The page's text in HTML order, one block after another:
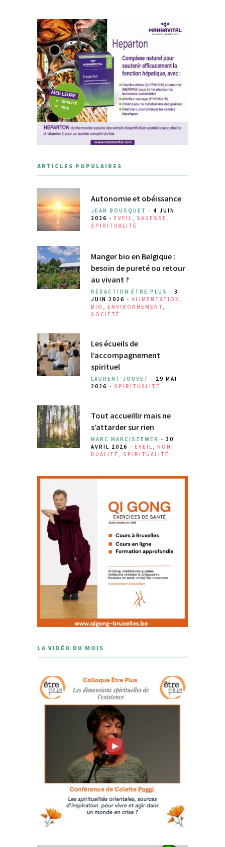
ARTICLES POPULAIRES
Autonomie et obéissance
JEAN BOUSQUET - 4 JUIN
2026 - EVEIL , SAGESSE ,
SPIRITUALITÉ
Manger bio en Belgique :
besoin de pureté ou retour
au vivant ?
RÉDACTION ÊTRE PLUS - 3
JUIN 2026 - ALIMENTATION ,
BIO , ENVIRONNEMENT ,
SOCIÉTÉ
Les écueils de
l’accompagnement
spirituel
LAURENT JOUVET - 29 MAI
2026 - SPIRITUALITÉ
Tout accueillir mais ne
s’attarder sur rien
MARC MARCISZEWER - 30
AVRIL 2026 - EVEIL , NON-
DUALITÉ , SPIRITUALITÉ
LA VIDÉO DU MOIS